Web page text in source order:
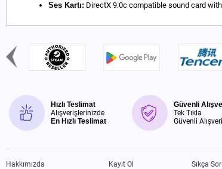
Ses Kartı: DirectX 9.0c compatible sound card
Hızlı Teslimat
Alışverişlerinizde
En Hızlı Teslimat
Güvenli
Tek Tıkla
Güvenli
Hakkımızda
Kayıt Ol
Sıkça